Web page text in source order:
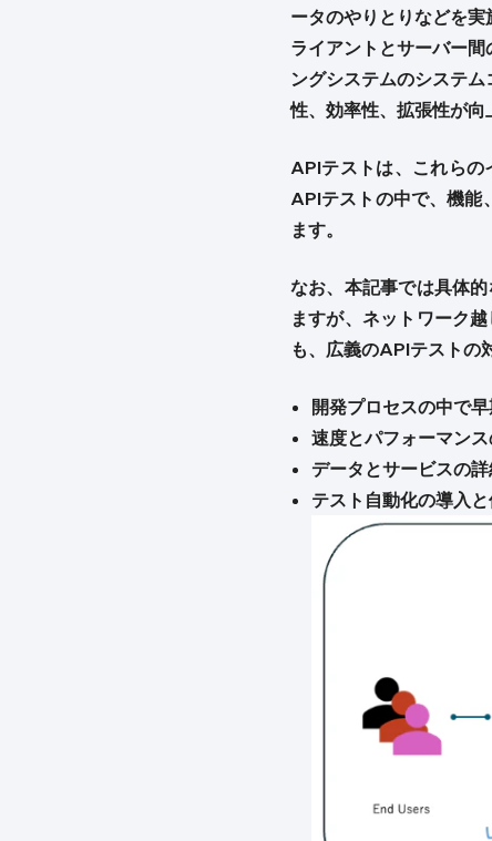
ータのやりとりなどを
ライアントとサーバー
ングシステムのシステ
性、効率性、拡張性が向
APIテストは、これらの
APIテストの中で、機能
ます。
なお、本記事では具体
ますが、ネットワーク
も、広義のAPIテストの
開発プロセスの中で
速度とパフォーマン
データとサービスの
テスト自動化の導入